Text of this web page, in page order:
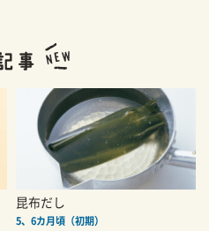
昆布だし
5、6カ月頃（初期）